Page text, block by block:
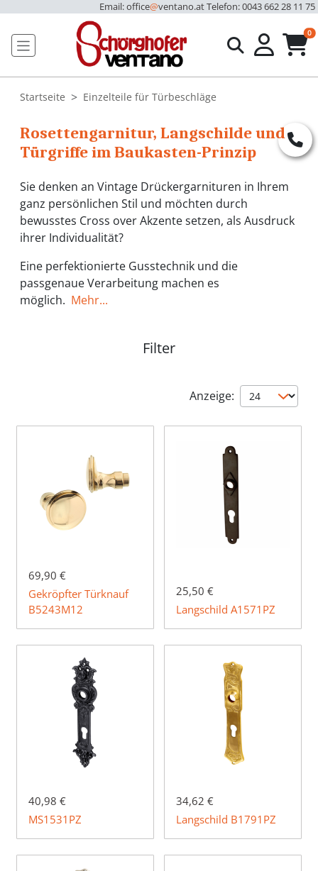
Email: office@ventano.atTelefon: 0043 662 28 11 75
0
Startseite Einzelteile für Türbeschläge
Rosettengarnitur, Langschilde und
Türgriffe im Baukasten-Prinzip
Sie denken an Vintage Drückergarnituren in Ihrem
ganz persönlichen Stil und möchten durch
bewusstes Cross over Akzente setzen, als Ausdruck
ihrer Individualität?
Eine perfektionierte Gusstechnik und die
passgenaue Verarbeitung machen es
möglich. Mehr...
Filter
Anzeige:
69,90 €
Gekröpfter Türknauf
B5243M12
25,50 €
Langschild A1571PZ
40,98 €
MS1531PZ
34,62 €
Langschild B1791PZ